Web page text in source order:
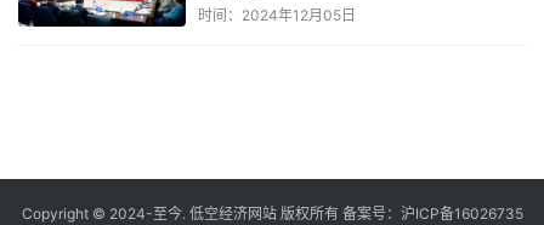
时间：2024年12月05日
Copyright © 2024-至今. 低空经济网站 版权所有 备案号： 沪ICP备16026735